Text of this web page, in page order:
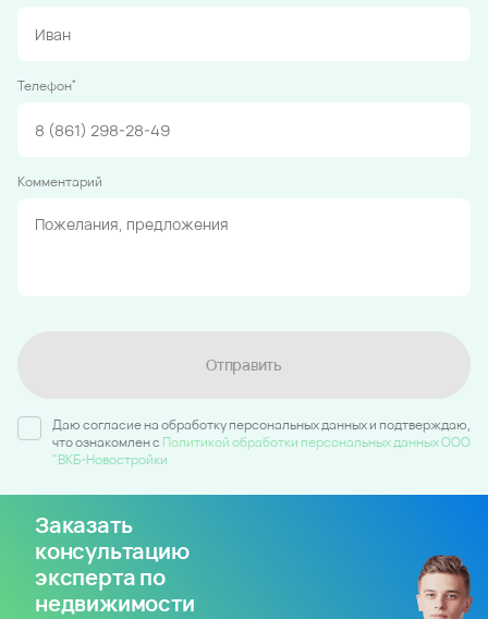
Телефон*
Комментарий
Отправить
Даю согласие на обработку персональных данных и подтверждаю,
что ознакомлен c Политикой обработки персональных данных ООО
"ВКБ-Новостройки
Заказать
консультацию
эксперта по
недвижимости